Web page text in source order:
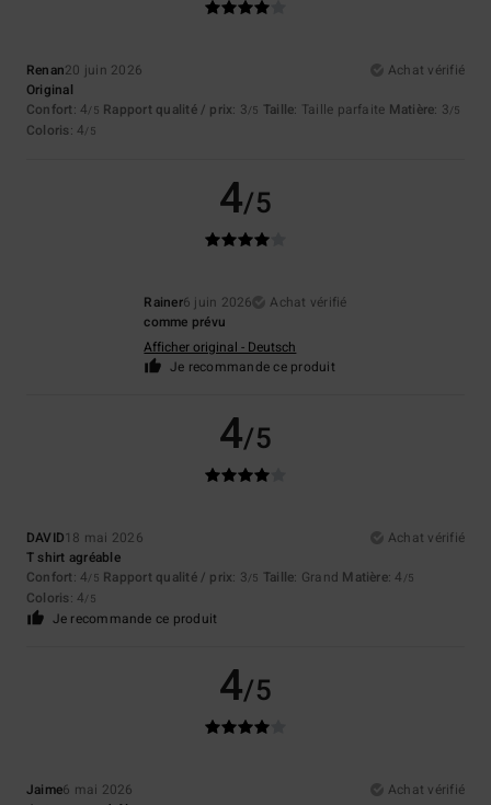
Renan20 juin 2026
Achat vérifié
Original
Confort: 4/5 Rapport qualité / prix: 3/5 Taille: Taille parfaite Matière: 3/5
Coloris: 4/5
4/5
Rainer6 juin 2026
Achat vérifié
comme prévu
Afficher original - Deutsch
Je recommande ce produit
4/5
DAVID18 mai 2026
Achat vérifié
T shirt agréable
Confort: 4/5 Rapport qualité / prix: 3/5 Taille: Grand Matière: 4 /5
Coloris: 4/5
Je recommande ce produit
4/5
Jaime6 mai 2026
Achat vérifié